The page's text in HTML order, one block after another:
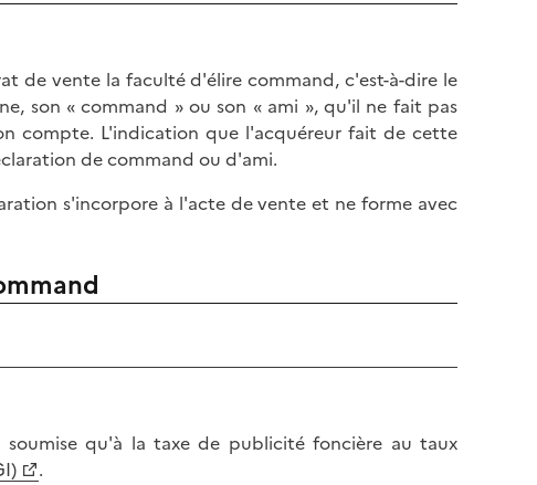
de vente la faculté d'élire command, c'est-à-dire le
son « command » ou son « ami », qu'il ne fait pas
compte. L'indication que l'acquéreur fait de cette
de command ou d'ami.
s'incorpore à l'acte de vente et ne forme avec
qu'à la taxe de publicité foncière au taux
.